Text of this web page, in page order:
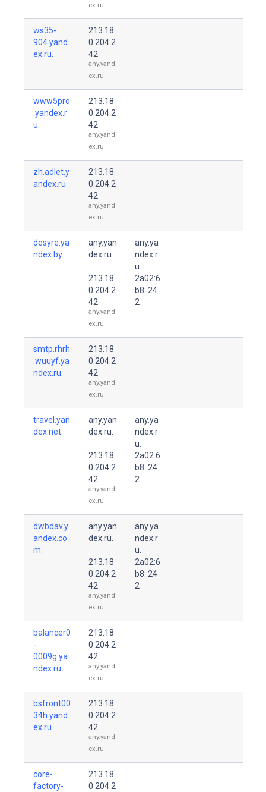
ex.ru
ws35-
904.yand
ex.ru.
213.18
0.204.2
42
any.yand
ex.ru
www5pro
.yandex.r
u.
213.18
0.204.2
42
any.yand
ex.ru
zh.adlet.y
andex.ru.
213.18
0.204.2
42
any.yand
ex.ru
desyre.ya
ndex.by.
any.yan
dex.ru.
213.18
0.204.2
42
any.yand
ex.ru
any.ya
ndex.r
u.
2a02:6
b8::24
2
smtp.rhrh
.wuuyf.ya
ndex.ru.
213.18
0.204.2
42
any.yand
ex.ru
travel.yan
dex.net.
any.yan
dex.ru.
213.18
0.204.2
42
any.yand
ex.ru
any.ya
ndex.r
u.
2a02:6
b8::24
2
dwbdav.y
andex.co
m.
any.yan
dex.ru.
213.18
0.204.2
42
any.yand
ex.ru
any.ya
ndex.r
u.
2a02:6
b8::24
2
balancer0
-
0009g.ya
ndex.ru.
213.18
0.204.2
42
any.yand
ex.ru
bsfront00
34h.yand
ex.ru.
213.18
0.204.2
42
any.yand
ex.ru
core-
factory-
213.18
0.204.2